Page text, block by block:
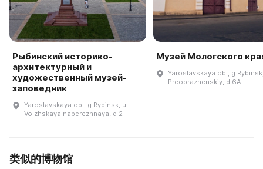
Рыбинский историко-
архитектурный и
художественный музей-
заповедник
Yaroslavskaya obl, g Rybinsk, ul
Volzhskaya naberezhnaya, d 2
Музей Мологского
Yaroslavskaya obl, g
Preobrazhenskiy, d 6A
类似的博物馆